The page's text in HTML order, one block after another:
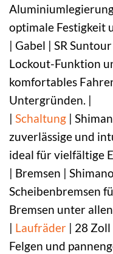
optimale Festigkeit
| Gabel | SR
Lockout-Funktion
komfortables
Untergründen. |
| Schaltung |
zuverlässige und
ideal für vielfältige
| Bremsen |
Scheibenbremsen
Bremsen unter
| Laufräder | 28
Felgen und